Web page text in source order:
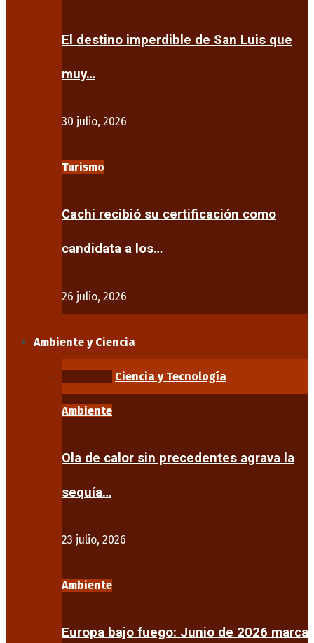
El destino imperdible de San Luis que
muy…
30 julio, 2026
Turismo
Cachi recibió su certificación como
candidata a los…
26 julio, 2026
Ambiente y Ciencia
Ciencia y Tecnología
Ambiente
Ola de calor sin precedentes agrava la
sequía…
23 julio, 2026
Ambiente
Europa bajo fuego: Junio de 2026 marca